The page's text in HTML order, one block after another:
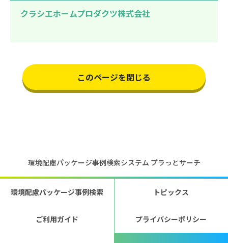
クラシエホームプロダクツ株式会社
このページを閉じる
環境配慮パッケージ事例検索システム プラっとサーチ
環境配慮パッケージ事例検索 トピックス
ご利用ガイド プライバシーポリシー